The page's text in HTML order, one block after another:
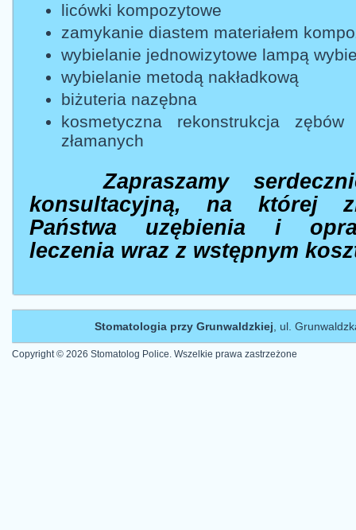
licówki kompozytowe
zamykanie diastem materiałem
wybielanie jednowizytowe lampą
wybielanie metodą nakładkową
biżuteria nazębna
kosmetyczna rekonstrukcja
złamanych
Zapraszamy
konsultacyjną, na której
Państwa uzębienia i
leczenia wraz z wstępnym
Stomatologia przy Grunwaldzkiej , ul.
Copyright © 2026 Stomatolog Police. Wszelkie prawa zastrzeżone